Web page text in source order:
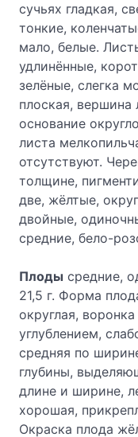
сучьях гладкая,
тонкие,
мало, белые.
удлинённые,
зелёные, слегка
плоская, вершина
основание
листа
отсутствуют.
толщине,
две, жёлтые,
двойные,
средние, бело-
Плоды средние,
21,5 г. Форма
округлая,
углублением,
средняя по
глубины,
длине и ширине,
хорошая,
Окраска плода